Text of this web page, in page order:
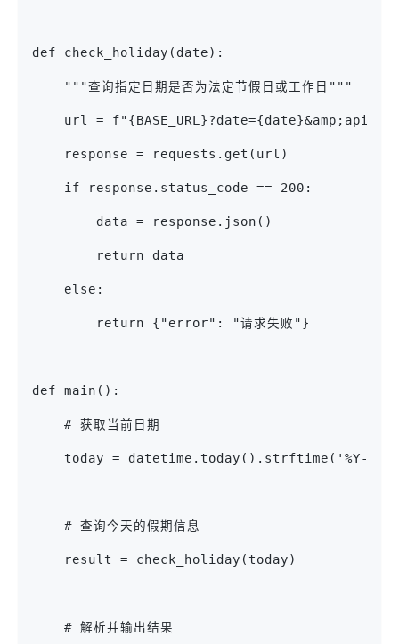
def check_holiday(date):
    """查询指定日期是否为法定节假日或工作日"""
url =
    response = requests.get(url)
    if response.status_code == 200:
        data = response.json()
        return data
    else:
        return {"error": "请求失败"}
def main():
    # 获取当前日期
today = datetime.today().strftime('%Y-%m-
    # 查询今天的假期信息
    result = check_holiday(today)
    # 解析并输出结果